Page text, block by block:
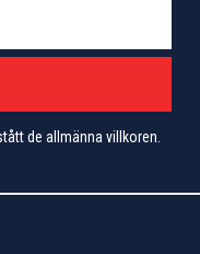
de allmänna villkoren.